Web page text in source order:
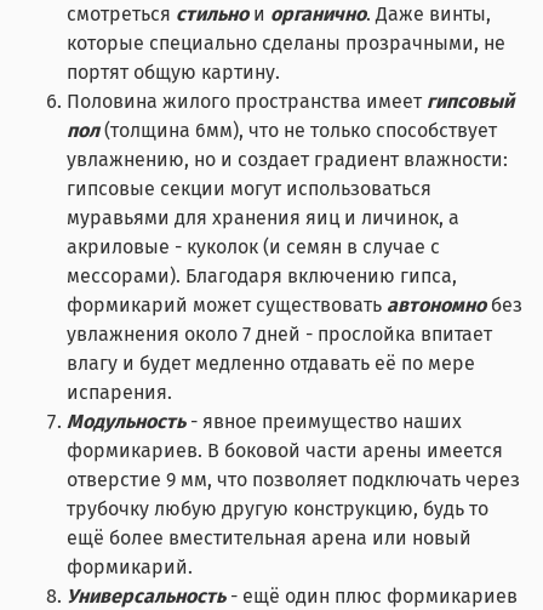
смотреться стильно и органично. Даже винты,
которые специально сделаны прозрачными, не
портят общую картину.
Половина жилого пространства имеет гипсовый
пол (толщина 6мм), что не только способствует
увлажнению, но и создает градиент влажности:
гипсовые секции могут использоваться
муравьями для хранения яиц и личинок, а
акриловые - куколок (и семян в случае с
мессорами). Благодаря включению гипса,
формикарий может существовать автономно без
увлажнения около 7 дней - прослойка впитает
влагу и будет медленно отдавать её по мере
испарения.
Модульность - явное преимущество наших
формикариев. В боковой части арены имеется
отверстие 9 мм, что позволяет подключать через
трубочку любую другую конструкцию, будь то
ещё более вместительная арена или новый
формикарий.
Универсальность - ещё один плюс формикариев